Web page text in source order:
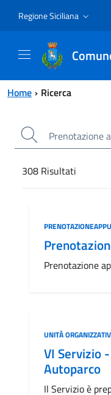
Regione Siciliana
Home Ricerca
Risultati
308 Risultati
Categoria:
Prenotazione
Categoria:
UNITÀ
VI Servizio
Autoparco
Il Servizio è